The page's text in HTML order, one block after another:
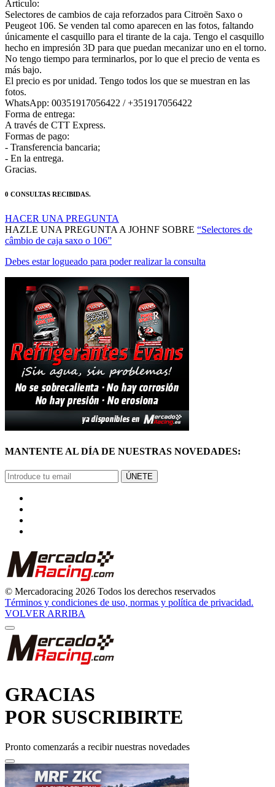
Articulo:
Selectores de cambios de caja reforzados para Citroën Saxo o
Peugeot 106. Se venden tal como aparecen en las fotos, faltando
únicamente el casquillo para el tirante de la caja. Tengo el casquillo
hecho en impresión 3D para que puedan mecanizar uno en el torno.
No tengo tiempo para terminarlos, por lo que el precio de venta es
más bajo.
El precio es por unidad. Tengo todos los que se muestran en las
fotos.
WhatsApp: 00351917056422 / +351917056422
Forma de entrega:
A través de CTT Express.
Formas de pago:
- Transferencia bancaria;
- En la entrega.
Gracias.
0 CONSULTAS RECIBIDAS.
HACER UNA PREGUNTA
HAZLE UNA PREGUNTA A JOHNF SOBRE “Selectores de
câmbio de caja saxo o 106”
Debes estar logueado para poder realizar la consulta
MANTENTE AL DÍA DE NUESTRAS NOVEDADES:
ÚNETE
© Mercadoracing 2026 Todos los derechos reservados
Términos y condiciones de uso, normas y política de privacidad.
VOLVER ARRIBA
GRACIAS
POR SUSCRIBIRTE
Pronto comenzarás a recibir nuestras novedades